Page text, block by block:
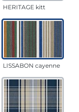
HERITAGE kitt
LISSABON cayenne